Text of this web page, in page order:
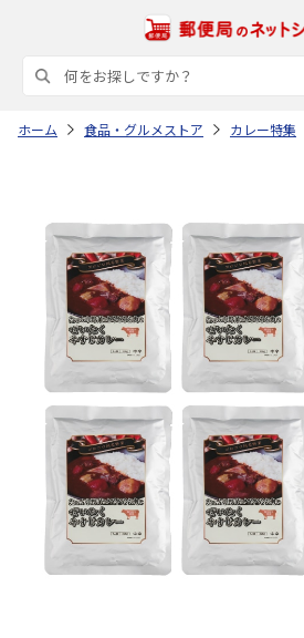
ホーム 食品・グルメストア カレー特集